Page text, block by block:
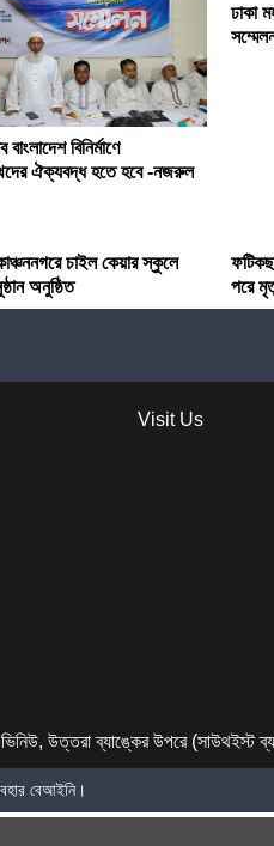
বিনির্মাণে
ঐক্যবদ্ধ হতে হবে -নজরুল
ঢাকা
চাইল কেয়ার স্কুলে
অনুষ্ঠিত
পরে
Visit Us
উত্তরা ব্যাঙ্কের উপরে (সাউথইস্ট
বেআইনি।